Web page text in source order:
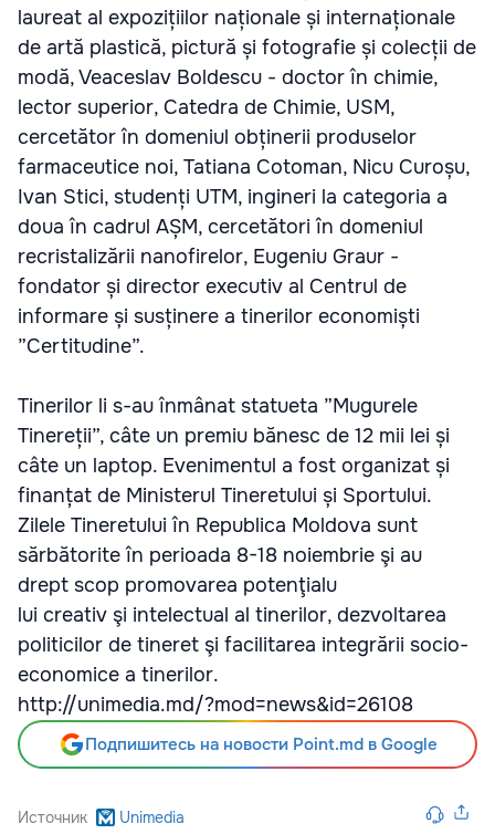
laureat al expozițiilor naționale și internaționale
de artă plastică, pictură și fotografie și colecții de
modă, Veaceslav Boldescu - doctor în chimie,
lector superior, Catedra de Chimie, USM,
cercetător în domeniul obținerii produselor
farmaceutice noi, Tatiana Cotoman, Nicu Curoșu,
Ivan Stici, studenți UTM, ingineri la categoria a
doua în cadrul AȘM, cercetători în domeniul
recristalizării nanofirelor, Eugeniu Graur -
fondator și director executiv al Centrul de
informare și susținere a tinerilor economiști
”Certitudine”.
Tinerilor li s-au înmânat statueta ”Mugurele
Tinereții”, câte un premiu bănesc de 12 mii lei și
câte un laptop. Evenimentul a fost organizat și
finanțat de Ministerul Tineretului și Sportului.
Zilele Tineretului în Republica Moldova sunt
sărbătorite în perioada 8-18 noiembrie şi au
drept scop promovarea potenţialu
lui creativ şi intelectual al tinerilor, dezvoltarea
politicilor de tineret şi facilitarea integrării socio-
economice a tinerilor.
http://unimedia.md/?mod=news&id=26108
Подпишитесь на новости Point.md в Google
Источник Unimedia